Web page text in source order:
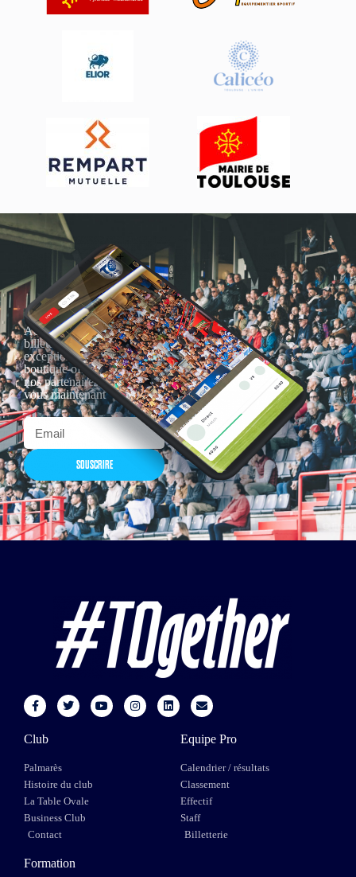
Actualités, nouveautés,
billetterie, remises
exceptionnelles dans la
boutique officielles & chez
nos partenaires… Inscrivez-
vous maintenant
SOUSCRIRE
Club
Palmarès
Histoire du club
La Table Ovale
Business Club
Contact
Equipe Pro
Calendrier / résultats
Classement
Effectif
Staff
Billetterie
Formation